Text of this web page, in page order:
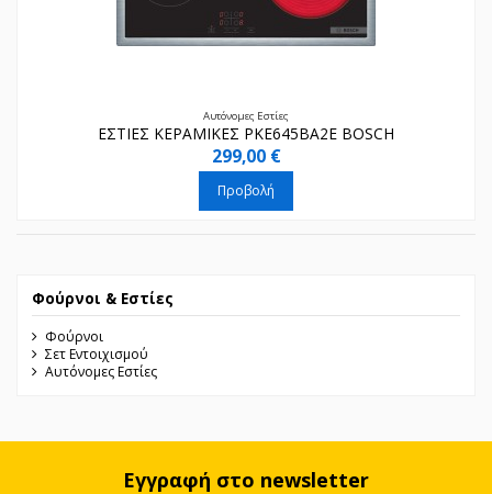
Αυτόνομες Εστίες
ΕΣΤΙΕΣ ΚΕΡΑΜΙΚΕΣ PKE645BA2E BOSCH
299,00 €
Προβολή
Φούρνοι & Εστίες
Φούρνοι
Σετ Εντοιχισμού
Αυτόνομες Εστίες
Εγγραφή στο newsletter